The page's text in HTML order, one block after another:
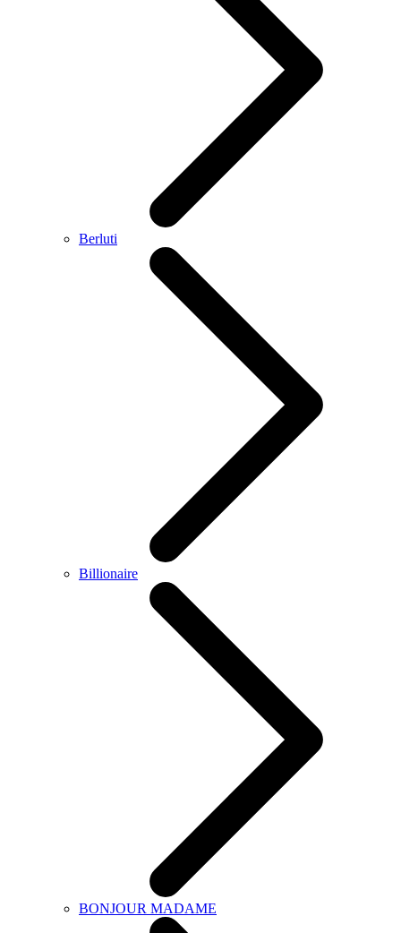
Berluti
Billionaire
BONJOUR MADAME